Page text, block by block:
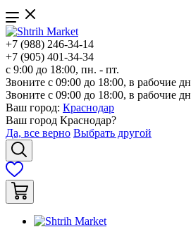
+7 (988) 246-34-14
+7 (905) 401-34-34
с 9:00 до 18:00, пн. - пт.
Звоните с 09:00 до 18:00, в рабочие
Звоните с 09:00 до 18:00, в рабочие
Ваш город: Краснодар
Ваш город Краснодар?
Да, все верно Выбрать другой